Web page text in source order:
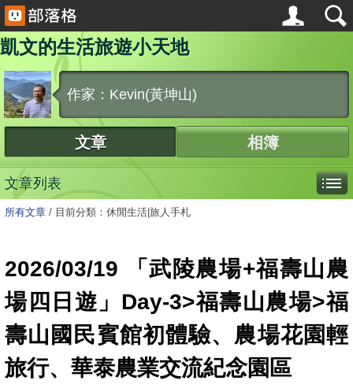
凱文的生活旅遊小天地
作家：Kevin(黃坤山)
文章 相簿
文章列表
所有文章 / 目前分類：休閒生活|旅人手札
2026/03/19 「武陵農場+福壽山農
場四日遊」Day-3>福壽山農場>福
壽山國民賓館初體驗、農場花園輕
旅行、華泰農業交流紀念園區